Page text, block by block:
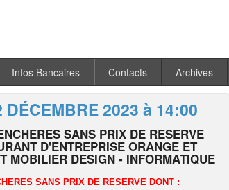
Infos Bancaires Contacts Archives
DÉCEMBRE 2023 à 14:00
SANS PRIX DE RESERVE
D'ENTREPRISE ORANGE ET
MOBILIER DESIGN - INFORMATIQUE
SANS PRIX DE RESERVE DONT :